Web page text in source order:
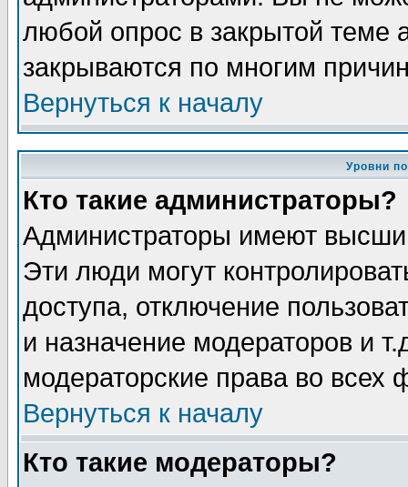
любой опрос в закрытой теме
закрываются по многим
Вернуться к началу
Уровни
Кто такие администраторы?
Администраторы имеют
Эти люди могут
доступа, отключение
и назначение модераторов и
модераторские права во всех
Вернуться к началу
Кто такие модераторы?